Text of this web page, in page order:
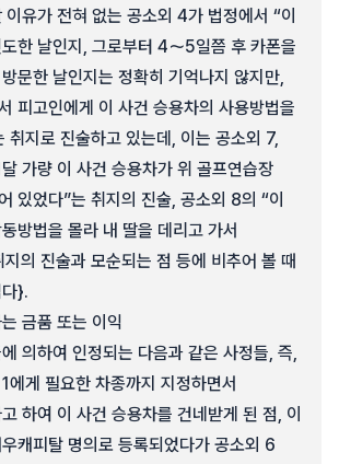
유가 전혀 없는 공소외 4가 법정에서 “이
한 날인지, 그로부터 4～5일쯤 후 카폰을
문한 날인지는 정확히 기억나지 않지만,
피고인에게 이 사건 승용차의 사용방법을
취지로 진술하고 있는데, 이는 공소외 7,
가량 이 사건 승용차가 위 골프연습장
있었다”는 취지의 진술, 공소외 8의 “이
방법을 몰라 내 딸을 데리고 가서
의 진술과 모순되는 점 등에 비추어 볼 때
}.
금품 또는 이익
의하여 인정되는 다음과 같은 사정들, 즉,
에게 필요한 차종까지 지정하면서
하여 이 사건 승용차를 건네받게 된 점, 이
캐피탈 명의로 등록되었다가 공소외 6